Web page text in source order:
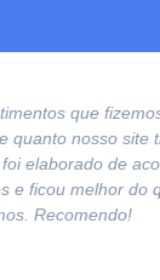
que
quanto nosso site
elaborado de
e ficou melhor do
Recomendo!